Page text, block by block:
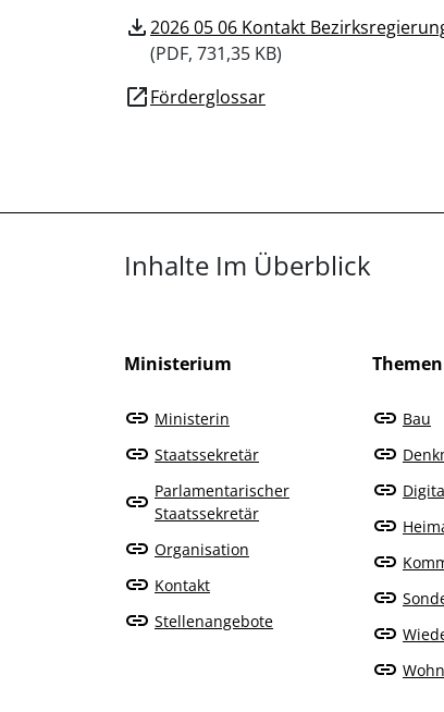
download2026 05 06 Kontakt
(PDF, 731,35 KB)
open_in_newFörderglossar
Überblick: Inhalte
Inhalte Im Überblick
Ministerium
Ministerin
Staatssekretär
Parlamentarischer
Staatssekretär
Organisation
Kontakt
Stellenangebote
Bau